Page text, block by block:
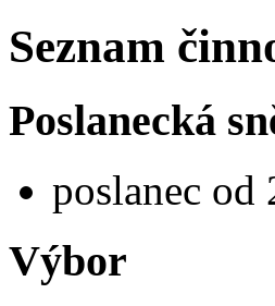
Seznam
Poslanecká
poslanec od
Výbor